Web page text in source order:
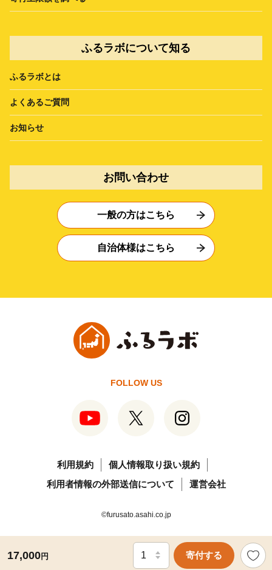
17,000円 寄付する
ふるラボについて知る
ふるラボとは
よくあるご質問
お知らせ
お問い合わせ
一般の方はこちら
自治体様はこちら
FOLLOW US
利用規約
個人情報取り扱い規約
利用者情報の外部送信について
運営会社
©furusato.asahi.co.jp